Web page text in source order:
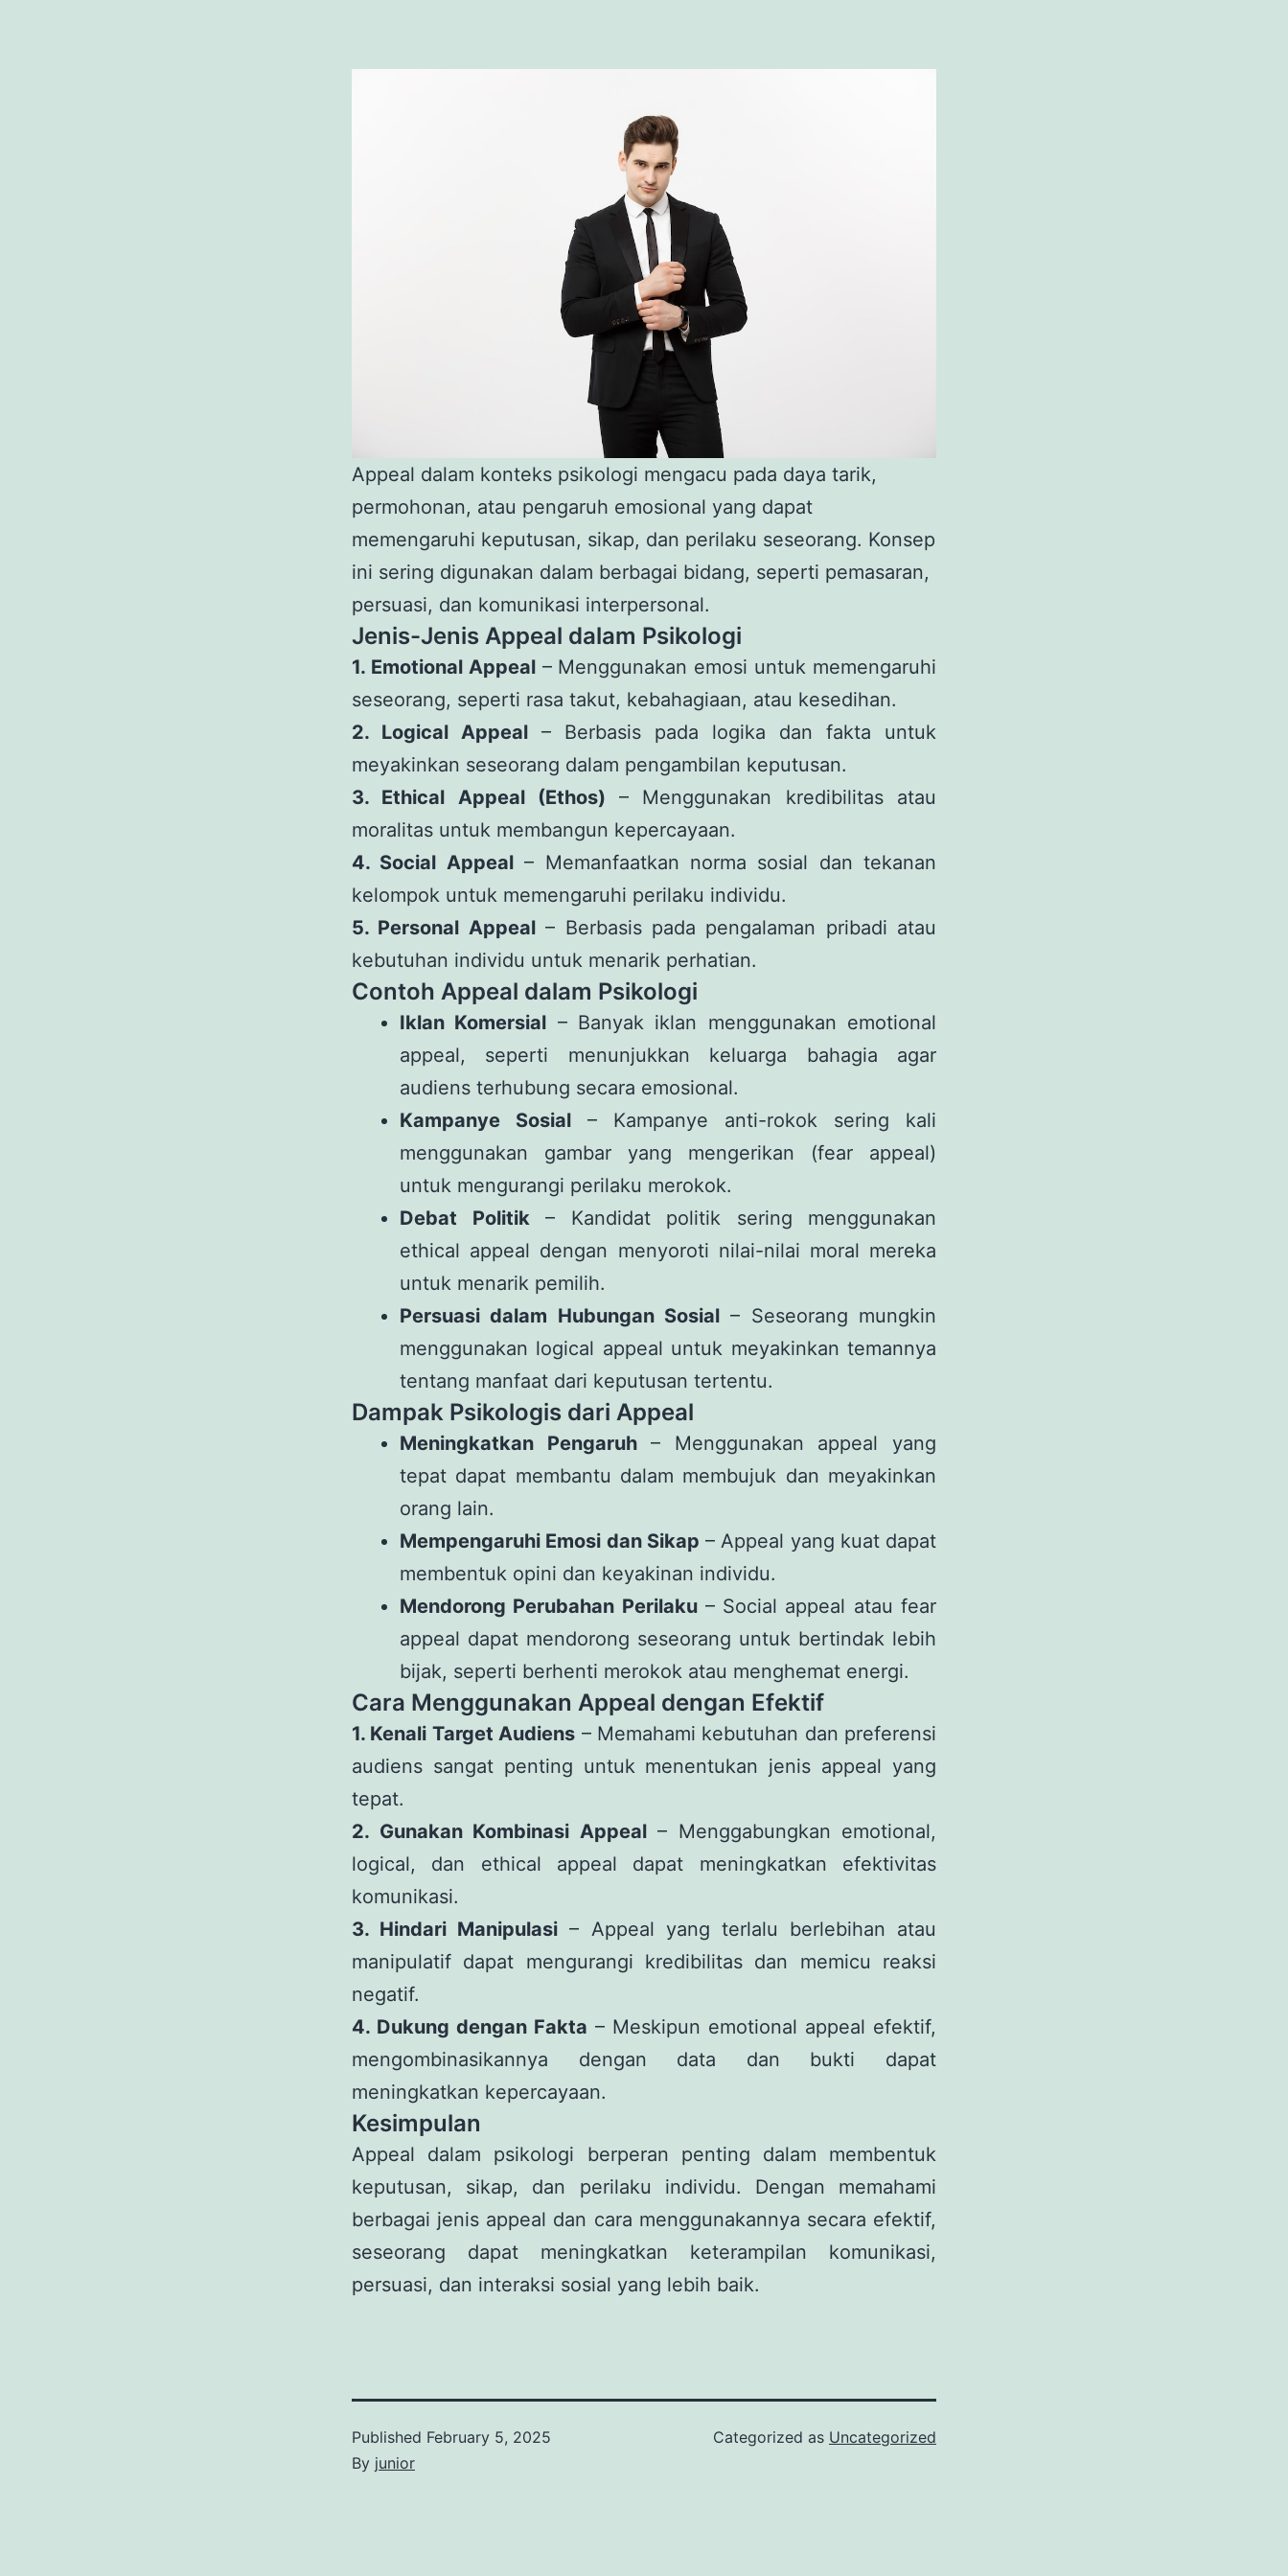
Appeal dalam konteks psikologi mengacu pada daya tarik,
permohonan, atau pengaruh emosional yang dapat
memengaruhi keputusan, sikap, dan perilaku seseorang. Konsep
ini sering digunakan dalam berbagai bidang, seperti pemasaran,
persuasi, dan komunikasi interpersonal.
Jenis-Jenis Appeal dalam Psikologi
1. Emotional Appeal– Menggunakan emosi untuk memengaruhi
seseorang, seperti rasa takut, kebahagiaan, atau kesedihan.
2. Logical Appeal – Berbasis pada logika dan fakta untuk
meyakinkan seseorang dalam pengambilan keputusan.
3. Ethical Appeal (Ethos) – Menggunakan kredibilitas atau
moralitas untuk membangun kepercayaan.
4. Social Appeal– Memanfaatkan norma sosial dan tekanan
kelompok untuk memengaruhi perilaku individu.
5. Personal Appeal– Berbasis pada pengalaman pribadi atau
kebutuhan individu untuk menarik perhatian.
Contoh Appeal dalam Psikologi
Iklan Komersial – Banyak iklan menggunakan emotional
appeal, seperti menunjukkan keluarga bahagia agar
audiens terhubung secara emosional.
Kampanye Sosial – Kampanye anti-rokok sering kali
menggunakan gambar yang mengerikan (fear appeal)
untuk mengurangi perilaku merokok.
Debat Politik– Kandidat politik sering menggunakan
ethical appeal dengan menyoroti nilai-nilai moral mereka
untuk menarik pemilih.
Persuasi dalam Hubungan Sosial – Seseorang mungkin
menggunakan logical appeal untuk meyakinkan temannya
tentang manfaat dari keputusan tertentu.
Dampak Psikologis dari Appeal
Meningkatkan Pengaruh– Menggunakan appeal yang
tepat dapat membantu dalam membujuk dan meyakinkan
orang lain.
Mempengaruhi Emosi dan Sikap – Appeal yang kuat dapat
membentuk opini dan keyakinan individu.
Mendorong Perubahan Perilaku– Social appeal atau fear
appeal dapat mendorong seseorang untuk bertindak lebih
bijak, seperti berhenti merokok atau menghemat energi.
Cara Menggunakan Appeal dengan Efektif
1. Kenali Target Audiens – Memahami kebutuhan dan preferensi
audiens sangat penting untuk menentukan jenis appeal yang
tepat.
2. Gunakan Kombinasi Appeal– Menggabungkan emotional,
logical, dan ethical appeal dapat meningkatkan efektivitas
komunikasi.
3. Hindari Manipulasi – Appeal yang terlalu berlebihan atau
manipulatif dapat mengurangi kredibilitas dan memicu reaksi
negatif.
4. Dukung dengan Fakta – Meskipun emotional appeal efektif,
mengombinasikannya dengan data dan bukti dapat
meningkatkan kepercayaan.
Kesimpulan
Appeal dalam psikologi berperan penting dalam membentuk
keputusan, sikap, dan perilaku individu. Dengan memahami
berbagai jenis appeal dan cara menggunakannya secara efektif,
seseorang dapat meningkatkan keterampilan komunikasi,
persuasi, dan interaksi sosial yang lebih baik.
Published February 5, 2025
By junior
Categorized as Uncategorized